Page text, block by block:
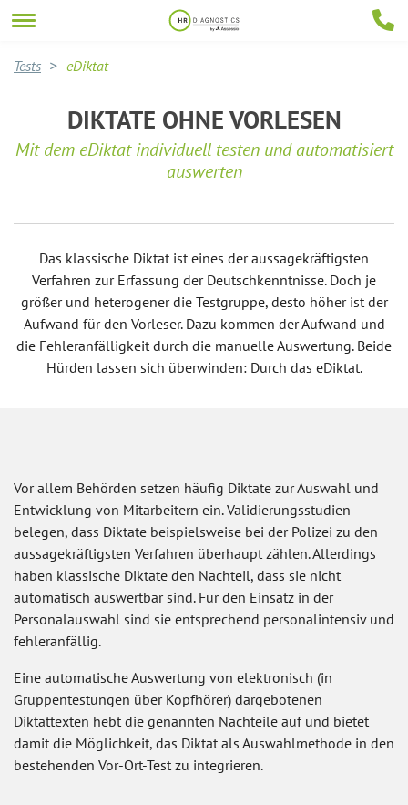
Tests eDiktat
DIKTATE OHNE VORLESEN
Mit dem eDiktat individuell testen und automatisiert
auswerten
Das klassische Diktat ist eines der aussagekräftigsten
Verfahren zur Erfassung der Deutschkenntnisse. Doch je
größer und heterogener die Testgruppe, desto höher ist der
Aufwand für den Vorleser. Dazu kommen der Aufwand und
die Fehleranfälligkeit durch die manuelle Auswertung. Beide
Hürden lassen sich überwinden: Durch das eDiktat.
Vor allem Behörden setzen häufig Diktate zur Auswahl und
Entwicklung von Mitarbeitern ein. Validierungsstudien
belegen, dass Diktate beispielsweise bei der Polizei zu den
aussagekräftigsten Verfahren überhaupt zählen. Allerdings
haben klassische Diktate den Nachteil, dass sie nicht
automatisch auswertbar sind. Für den Einsatz in der
Personalauswahl sind sie entsprechend personalintensiv und
fehleranfällig.
Eine automatische Auswertung von elektronisch (in
Gruppentestungen über Kopfhörer) dargebotenen
Diktattexten hebt die genannten Nachteile auf und bietet
damit die Möglichkeit, das Diktat als Auswahlmethode in den
bestehenden Vor-Ort-Test zu integrieren.